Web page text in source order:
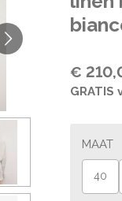
€
GRATIS
MAAT
40